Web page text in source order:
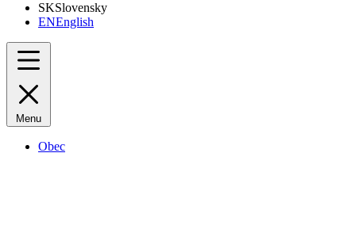
SKSlovensky
ENEnglish
Menu
Obec